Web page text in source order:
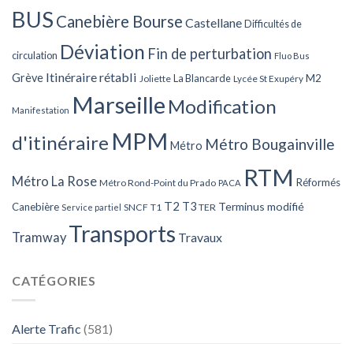
BUS Canebière Bourse Castellane Difficultés de
circulation Déviation Fin de perturbation Fluo Bus
Grève Itinéraire rétabli Joliette La Blancarde Lycée St Exupéry M2
Manifestation Marseille Modification
d'itinéraire MPM Métro Métro Bougainville
Métro La Rose Métro Rond-Point du Prado PACA RTM Réformés
Canebière Service partiel SNCF T1 T2 T3 TER Terminus modifié
Tramway Transports Travaux
CATÉGORIES
Alerte Trafic (581)